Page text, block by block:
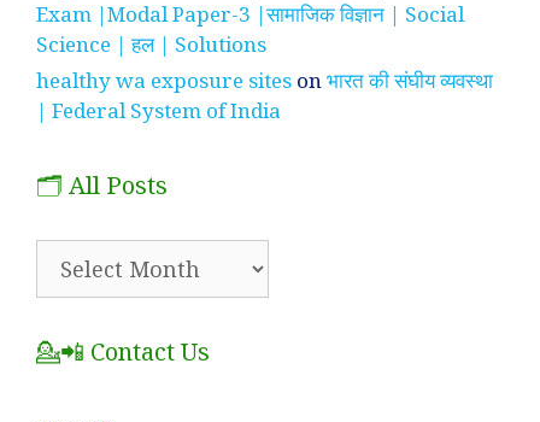
Exam |Modal Paper-3 |सामाजिक विज्ञान | Social
Science | हल | Solutions
healthy wa exposure sites onभारत की संघीय व्यवस्था
| Federal System of India
🗂️ All Posts
💁📲 Contact Us